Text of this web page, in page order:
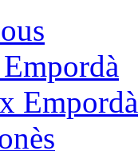
Empordà